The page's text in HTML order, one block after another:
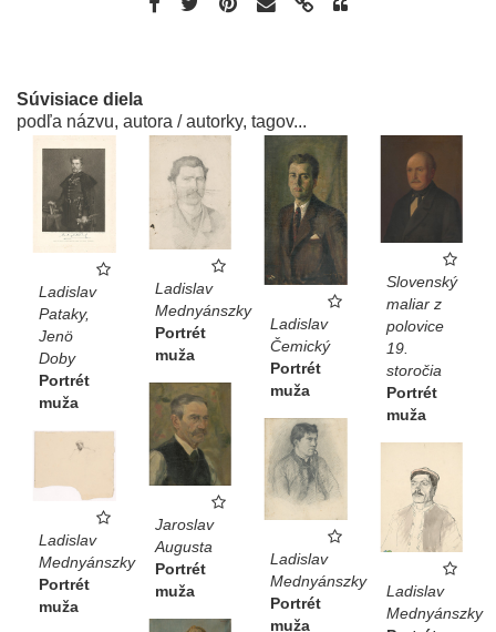
Súvisiace diela
podľa názvu, autora / autorky, tagov...
Ladislav
Pataky,
Jenö
Doby
Portrét
muža
Ladislav
Mednyánszky
Portrét
muža
Ladislav
Čemický
Portrét
muža
Slovenský
maliar z
polovice
19.
storočia
Portrét
muža
Jaroslav
Augusta
Portrét
muža
Ladislav
Mednyánszky
Portrét
muža
Ladislav
Mednyánszky
Portrét
muža
Ladislav
Mednyánszky